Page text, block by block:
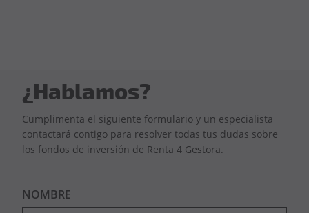
¿Hablamos?
Cumplimenta el siguiente formulario y un especialista
contactará contigo para resolver todas tus dudas sobre
los fondos de inversión de Renta 4 Gestora.
NOMBRE